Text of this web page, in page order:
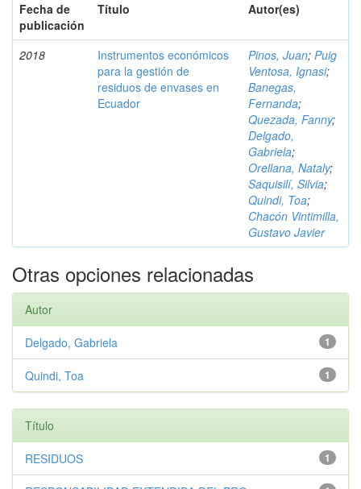
Fecha de
publicación
Título Autor(es)
2018
Instrumentos económicos
para la gestión de
residuos de envases en
Ecuador
Pinos, Juan; Puig
Ventosa, Ignasi;
Banegas,
Fernanda;
Quezada, Fanny;
Delgado,
Gabriela;
Orellana, Nataly;
Saquisilí, Silvia;
Quindi, Toa;
Chacón Vintimilla,
Gustavo Javier
Otras opciones relacionadas
Autor
1
Delgado, Gabriela
1
Quindi, Toa
Título
1
RESIDUOS